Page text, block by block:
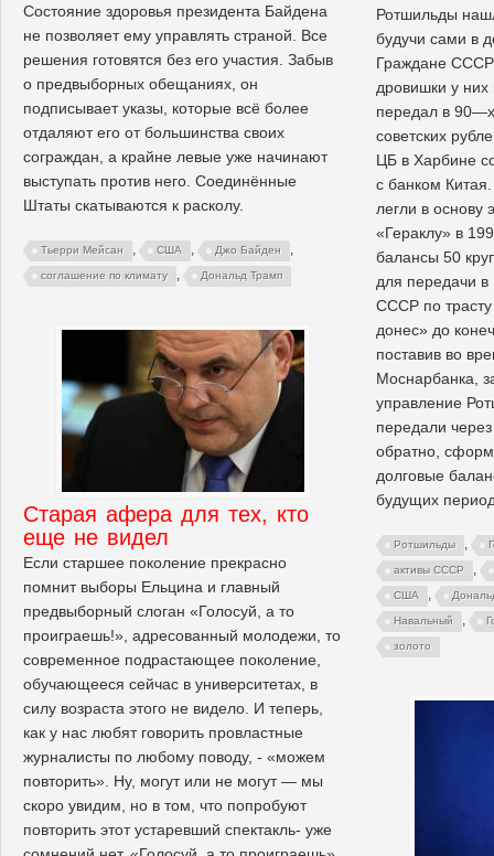
Ротшильды
будучи сами в
Граждане СССР
дровишки у
передал в
советских
ЦБ в Харбине
с банком
легли в основу
«Гераклу» в
балансы 50
для передачи
СССР по
донес» до
поставив во
Моснарбанка,
управление
передали
обратно,
долговые
будущих
Ротшильды ,
активы СССР ,
США ,
Навальный ,
золото
Состояние здоровья президента Байдена
не позволяет ему управлять страной. Все
решения готовятся без его участия. Забыв
о предвыборных обещаниях, он
подписывает указы, которые всё более
отдаляют его от большинства своих
сограждан, а крайне левые уже начинают
выступать против него. Соединённые
Штаты скатываются к расколу.
Тьерри Мейсан , США , Джо Байден ,
соглашение по климату , Дональд Трамп
Старая афера для тех, кто
еще не видел
Если старшее поколение прекрасно
помнит выборы Ельцина и главный
предвыборный слоган «Голосуй, а то
проиграешь!», адресованный молодежи, то
современное подрастающее поколение,
обучающееся сейчас в университетах, в
силу возраста этого не видело. И теперь,
как у нас любят говорить провластные
журналисты по любому поводу, - «можем
повторить». Ну, могут или не могут — мы
скоро увидим, но в том, что попробуют
повторить этот устаревший спектакль- уже